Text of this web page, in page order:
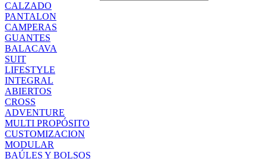
CALZADO
PANTALON
CAMPERAS
GUANTES
BALACAVA
SUIT
LIFESTYLE
INTEGRAL
ABIERTOS
CROSS
ADVENTURE
MULTI PROPÓSITO
CUSTOMIZACION
MODULAR
BAÚLES Y BOLSOS